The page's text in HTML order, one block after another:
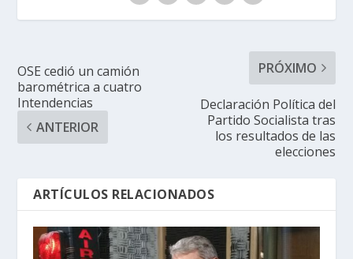
OSE cedió un camión
barométrica a cuatro
Intendencias
ANTERIOR
PRÓXIMO
Declaración Política del
Partido Socialista tras
los resultados de las
elecciones
ARTÍCULOS RELACIONADOS